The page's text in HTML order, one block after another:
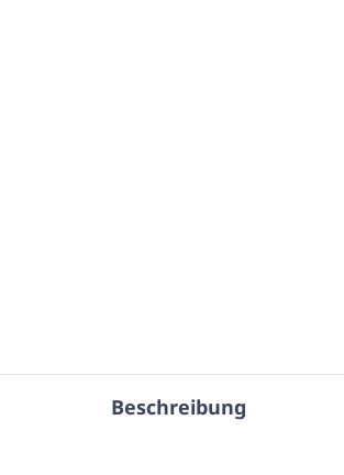
Beschreibung